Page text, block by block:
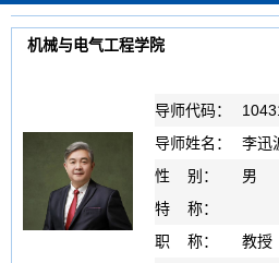
机械与电气工程学院
导师代码：
导师姓名：
李迅
性 别：
男
特 称：
职 称：
教授